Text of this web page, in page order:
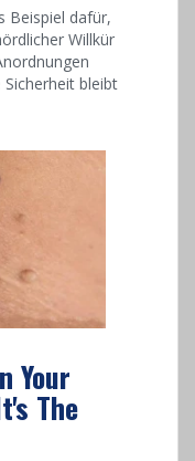
Beispiel dafür,
Willkür
bleibt
Your
The